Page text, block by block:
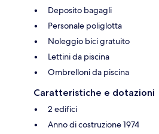
Deposito bagagli
Personale poliglotta
Noleggio bici gratuito
Lettini da piscina
Ombrelloni da piscina
Caratteristiche e dotazioni
2 edifici
Anno di costruzione 1974